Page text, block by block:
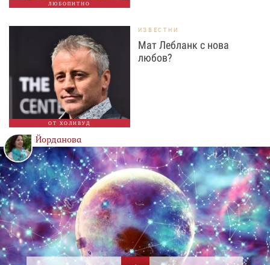
ЛЮБОПИТНО
ОТ ХОЛИВУД
ИЗВЕСТНИ
Мат Лебланк с нова
любов?
Йорданова